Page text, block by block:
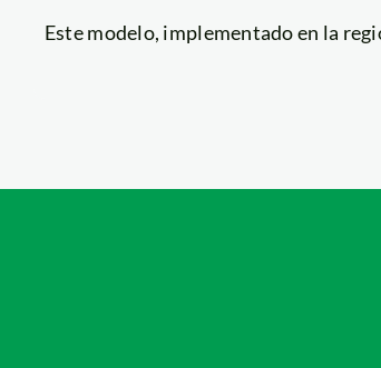
Este modelo, implementado en la